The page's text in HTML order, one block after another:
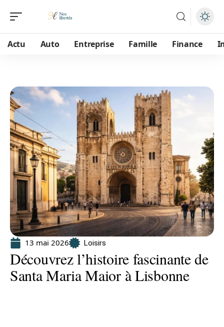
Actu Auto Entreprise Famille Finance
13 mai 2026 Loisirs
Découvrez l’histoire fascinante de
Santa Maria Maior à Lisbonne